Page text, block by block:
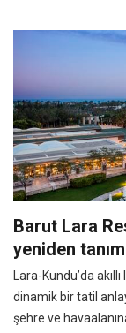
Barut Lara
yeniden
Lara-Kundu’da
dinamik bir tatil
şehre ve havaalanına